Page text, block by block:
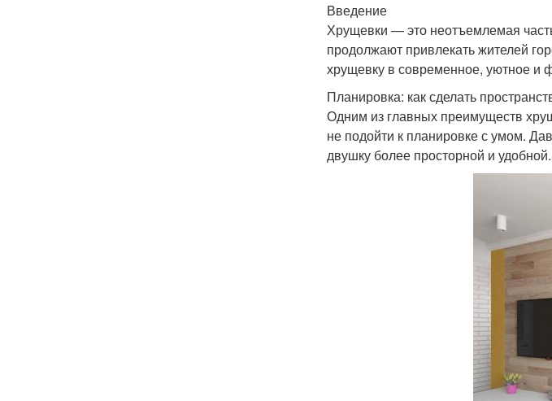
Введение
Хрущевки — это неотъемлемая
продолжают привлекать жителей
хрущевку в современное, уютное и
Планировка: как сделать
Одним из главных преимуществ
не подойти к планировке с умом.
двушку более просторной и удобной.